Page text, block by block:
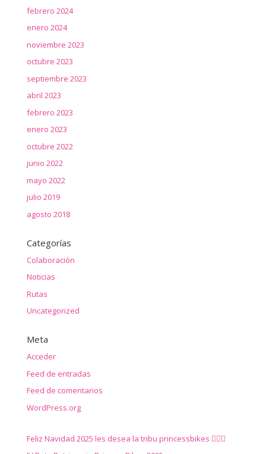
febrero 2024
enero 2024
noviembre 2023
octubre 2023
septiembre 2023
abril 2023
febrero 2023
enero 2023
octubre 2022
junio 2022
mayo 2022
julio 2019
agosto 2018
Categorías
Colaboración
Noticias
Rutas
Uncategorized
Meta
Acceder
Feed de entradas
Feed de comentarios
WordPress.org
Feliz Navidad 2025 les desea la tribu princessbikes 🚴‍♀️✨